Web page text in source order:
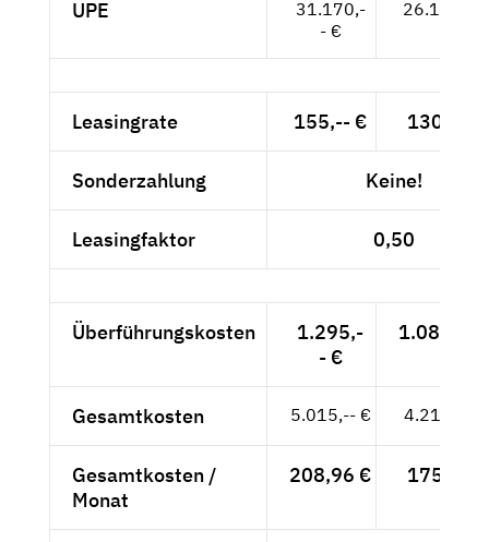
UPE
31.170,-
- €
26.193,--
Leasingrate 155,-- € 130,25 €
Sonderzahlung Keine!
Leasingfaktor 0,50
Überführungskosten
1.295,-
- €
1.088,24
Gesamtkosten 5.015,-- € 4.214,29
Gesamtkosten /
Monat
208,96 € 175,60 €